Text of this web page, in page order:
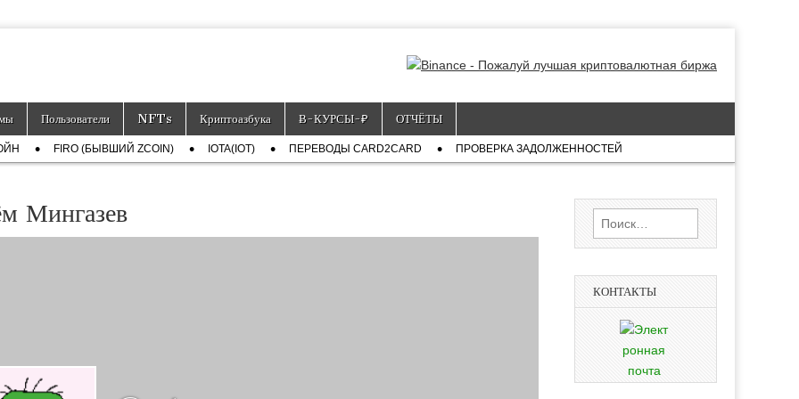
Пользователи NFTs Криптоазбука Ƀ-КУРСЫ-₽ ОТЧЁТЫ
FIRO (БЫВШИЙ ZCOIN) IOTA(IOT) ПЕРЕВОДЫ CARD2CARD ПРОВЕРКА ЗАДОЛЖЕННОСТЕЙ
Мингазев Найти:
КОНТАКТЫ